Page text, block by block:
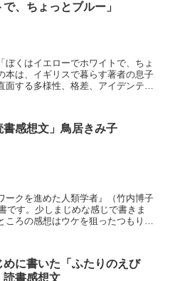
で、ちょっとブルー」
くはイエローでホワイトで、ちょ
本は、イギリスで暮らす著者の息子
する多様性、格差、アイデンティ
書感想文」鳥居きみ子
ークを進めた人類学者』（竹内博子
です。少しまじめな感じで書きま
ころの感想はウケを狙ったつもりで
めに書いた「ふたりのえび
読書感想文